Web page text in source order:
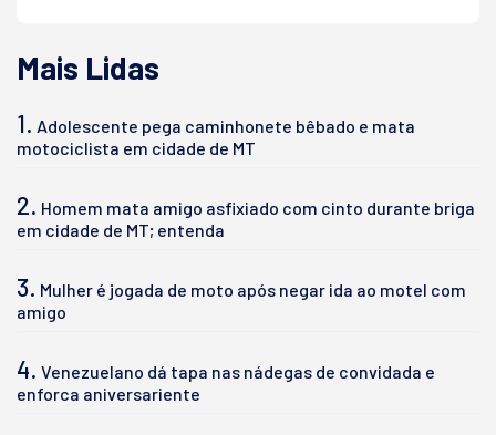
Mais Lidas
1. Adolescente pega caminhonete bêbado e mata
motociclista em cidade de MT
2. Homem mata amigo asfixiado com cinto durante briga
em cidade de MT; entenda
3. Mulher é jogada de moto após negar ida ao motel com
amigo
4. Venezuelano dá tapa nas nádegas de convidada e
enforca aniversariente